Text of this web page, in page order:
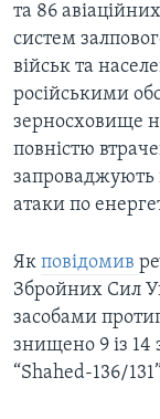
та 86
систем
військ та
російськими
зерносховище
повністю
запроваджують
атаки по
Як повідомив
Збройних Сил
засобами
знищено 9 із 14
“Shahed-136/